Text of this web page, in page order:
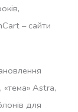
– сайти
«тема» Astra,
для